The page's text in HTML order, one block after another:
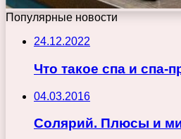
Популярные новости
24.12.2022
Что такое спа и спа-
04.03.2016
Солярий. Плюсы и